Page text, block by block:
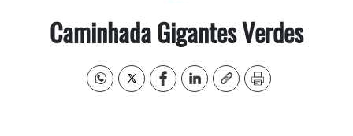
Caminhada Gigantes Verdes